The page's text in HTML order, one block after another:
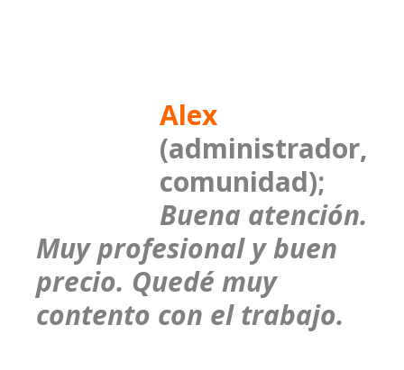
Alex
(administrador,
comunidad);
Buena atención.
Muy profesional y buen
precio. Quedé muy
contento con el trabajo.